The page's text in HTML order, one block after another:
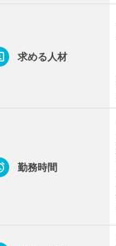
求める人材
勤務時間